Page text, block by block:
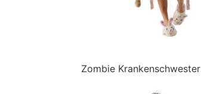
Zombie Krankenschwester